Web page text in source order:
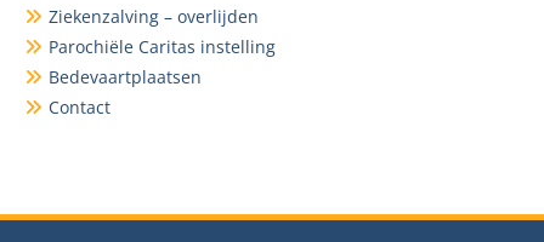
Ziekenzalving – overlijden
Parochiële Caritas instelling
Bedevaartplaatsen
Contact